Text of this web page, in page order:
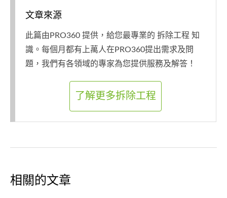
文章來源
此篇由PRO360 提供，給您最專業的 拆除工程 知
識。每個月都有上萬人在PRO360提出需求及問
題，我們有各領域的專家為您提供服務及解答！
了解更多拆除工程
相關的文章